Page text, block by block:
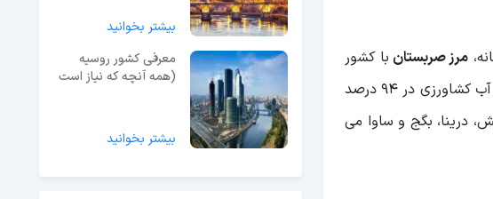
مرز صربستان با کشور
کرواسی و بخشی از مرز او با رومانی را تشکیل می دهد. عبور رودخانه دانوب و شاخه های آن از این کشور، نیاز آب کشاورزی در 94 درصد
درینا، بگج و ساوا می
بیشتر بخوانید
معرفی کشور روسیه
(همه آنچه که نیاز است
بیشتر بخوانید